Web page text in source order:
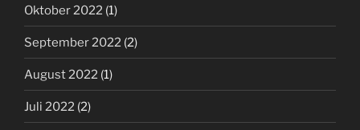
Oktober 2022 (1)
September 2022 (2)
August 2022 (1)
Juli 2022 (2)